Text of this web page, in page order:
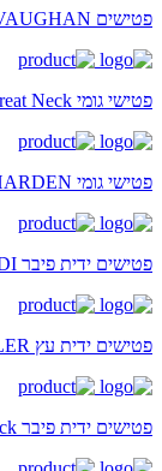
פטישים VAUGHAN
פטישי גומי Great Neck
פטישי גומי HARDEN
פטישים ידית פיבר PRANDI
פטישים ידית עץ ADLER
פטישים ידית פיבר Great Neck